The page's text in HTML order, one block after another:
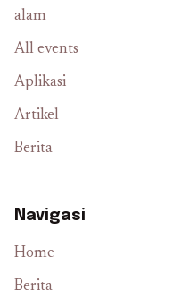
alam
All events
Aplikasi
Artikel
Berita
Navigasi
Home
Berita